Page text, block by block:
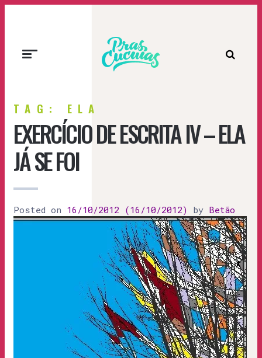
Prascucuias
TAG: ELA
EXERCÍCIO DE ESCRITA IV – ELA
JÁ SE FOI
Posted on 16/10/2012 (16/10/2012) by Betão